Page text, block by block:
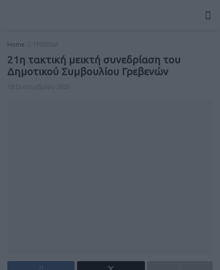
Home ΓΡΕΒΕΝΑ
21η τακτική μεικτή συνεδρίαση του
Δημοτικού Συμβουλίου Γρεβενών
18 Σεπτεμβρίου 2025